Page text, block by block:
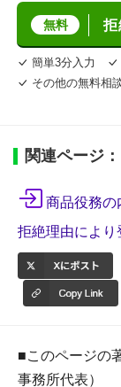
無料 拒
簡単3分入力
その他の無料相
関連ページ：
商品役務の
拒絶理由によ
■このページの
事務所代表）